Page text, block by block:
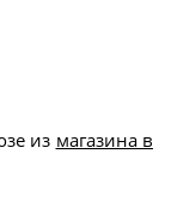
из магазина в